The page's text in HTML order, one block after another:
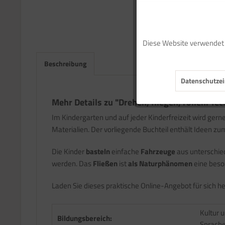
Beschreibung
Mehr Details zu "Drehen, fliegen, rollen:
Im Kindergarten und auf jeder Kinderfreizeit wird gerne
Materialien. Der vorliegende Buchteil enthält Ideen
Die Kinderbasteln einfache Fahrzeuge aus
werden. Das Fließen istals Naturphänomen eine
Laden Sie dieses praktische Online-Angebot für sich
Bildungsbereich:
Kultur
Service
Diese Website